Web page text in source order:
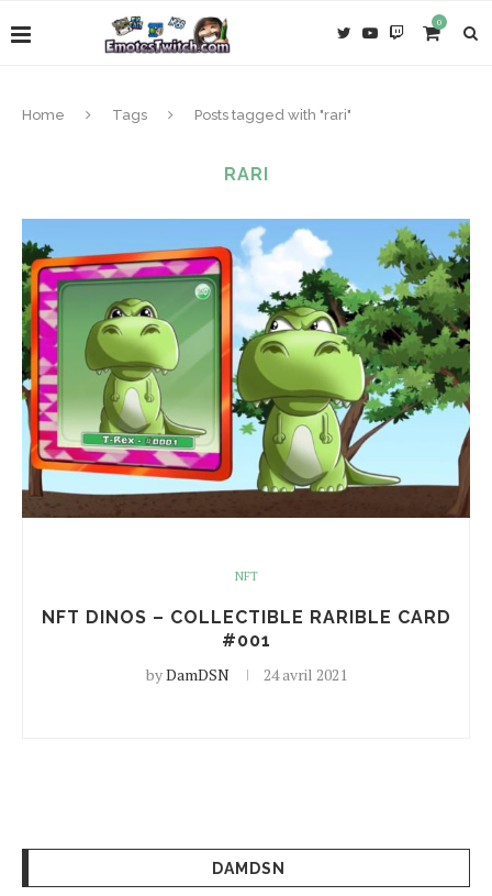
0
Home Tags Posts tagged with "rari"
RARI
NFT
NFT DINOS – COLLECTIBLE RARIBLE CARD
#001
byDamDSN 24 avril 2021
DAMDSN